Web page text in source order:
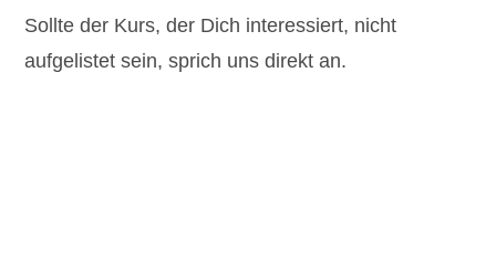
Sollte der Kurs, der Dich interessiert, nicht
aufgelistet sein, sprich uns direkt an.